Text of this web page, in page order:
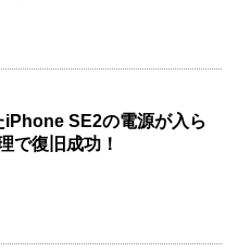
iPhone SE2の電源が入ら
で復旧成功！